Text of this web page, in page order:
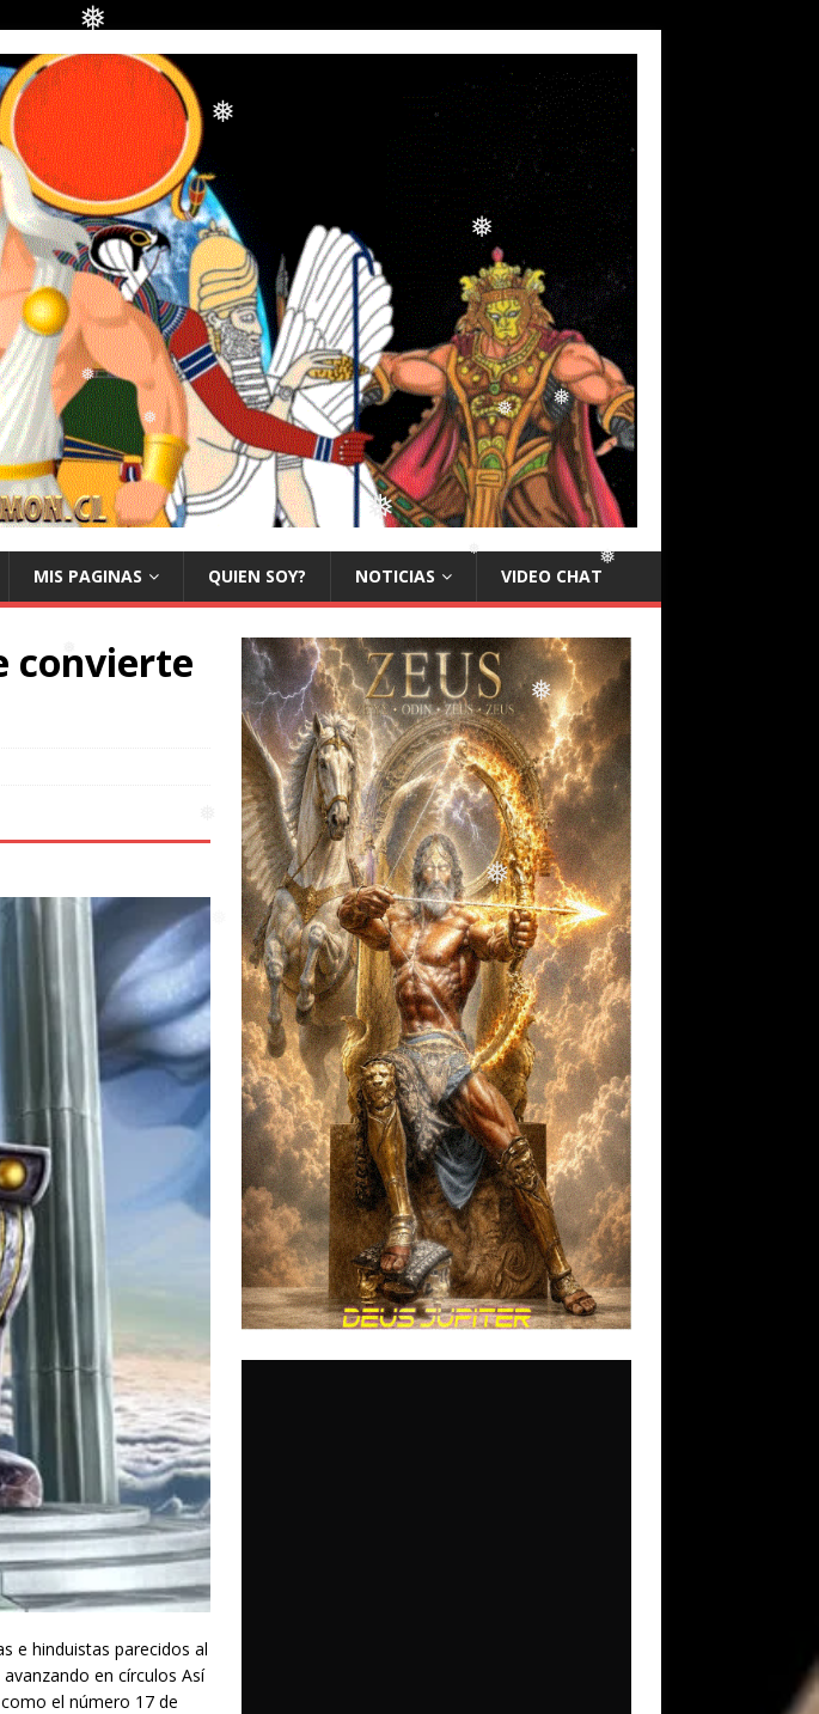
❅
❅
❅
❅
❅ ❅
❅
❅
❅
❅
❅
❅
❅
❅
MIS PAGINAS QUIEN SOY? NOTICIAS VIDEO CHAT
convierte
e hinduistas parecidos al
en círculos Así
el número 17 de